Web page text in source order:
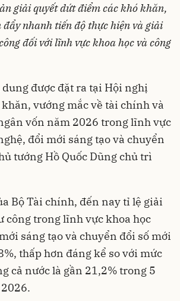
giải quyết dứt điểm các khó khăn,
đẩy nhanh tiến độ thực hiện và giải
đối với lĩnh vực khoa học và công
được đặt ra tại Hội nghị
khăn, vướng mắc về tài chính và
vốn năm 2026 trong lĩnh vực
đổi mới sáng tạo và chuyển
tướng Hồ Quốc Dũng chủ trì
Bộ Tài chính, đến nay tỉ lệ giải
công trong lĩnh vực khoa học
sáng tạo và chuyển đổi số mới
thấp hơn đáng kể so với mức
cả nước là gần 21,2% trong 5